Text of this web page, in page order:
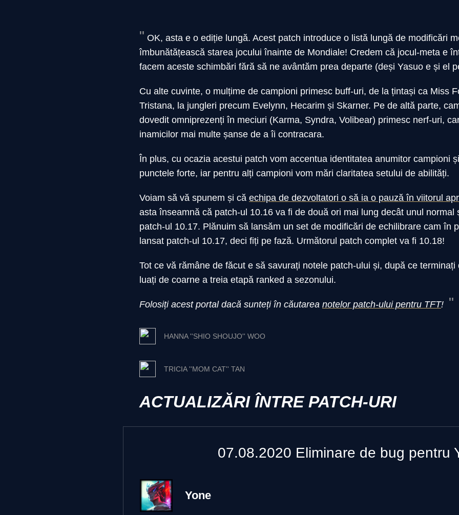
OK, asta e o ediție lungă. Acest patch introduce o listă lungă de modificări
îmbunătățească starea jocului înainte de Mondiale! Credem că jocul-meta e
facem aceste schimbări fără să ne avântăm prea departe (deși Yasuo e și el
Cu alte cuvinte, o mulțime de campioni primesc buff-uri, de la țintași ca Miss
Tristana, la jungleri precum Evelynn, Hecarim și Skarner. Pe de altă parte,
dovedit omniprezenți în meciuri (Karma, Syndra, Volibear) primesc nerf-uri,
inamicilor mai multe șanse de a îi contracara.
În plus, cu ocazia acestui patch vom accentua identitatea anumitor campioni
punctele forte, iar pentru alți campioni vom mări claritatea setului de abilități.
Voiam să vă spunem și că echipa de dezvoltatori o să ia o pauză în viitorul
asta înseamnă că patch-ul 10.16 va fi de două ori mai lung decât unul normal
patch-ul 10.17. Plănuim să lansăm un set de modificări de echilibrare cam în
lansat patch-ul 10.17, deci fiți pe fază. Următorul patch complet va fi 10.18!
Tot ce vă rămâne de făcut e să savurați notele patch-ului și, după ce
luați de coarne a treia etapă ranked a sezonului.
Folosiți acest portal dacă sunteți în căutarea notelor patch-ului pentru TFT!
HANNA ''SHIO SHOUJO'' WOO
TRICIA ''MOM CAT'' TAN
ACTUALIZĂRI ÎNTRE PATCH-URI
07.08.2020 Eliminare de bug pentru
Yone